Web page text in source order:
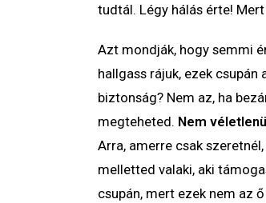
tudtál. Légy hálás érte!
Azt mondják, hogy semmi
hallgass rájuk, ezek
biztonság? Nem az, ha
megteheted. Nem
Arra, amerre csak
melletted valaki, aki
csupán, mert ezek nem az